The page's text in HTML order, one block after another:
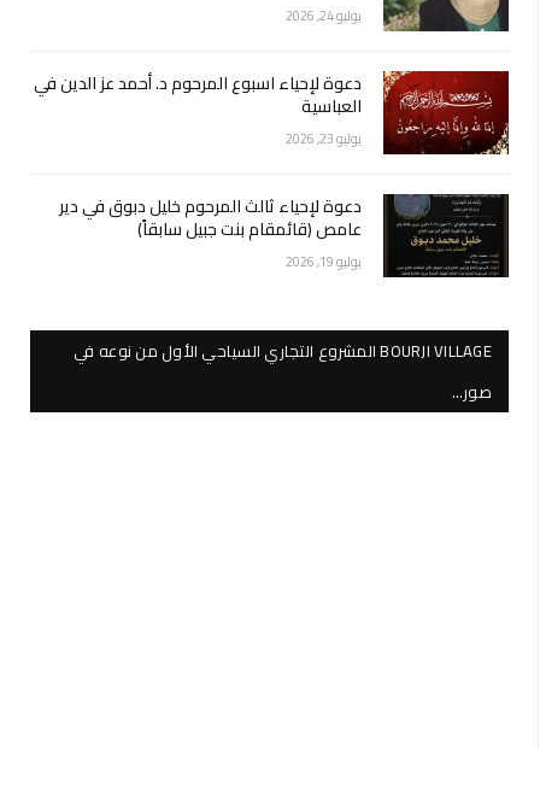
يوليو 24, 2026
دعوة لإحياء اسبوع المرحوم د. أحمد عز الدين في
العباسية
يوليو 23, 2026
دعوة لإحياء ثالث المرحوم خليل دبوق في دير
عامص (قائمقام بنت جبيل سابقاً)
يوليو 19, 2026
BOURJI VILLAGE المشروع التجاري السياحي الأول من نوعه في
صور…